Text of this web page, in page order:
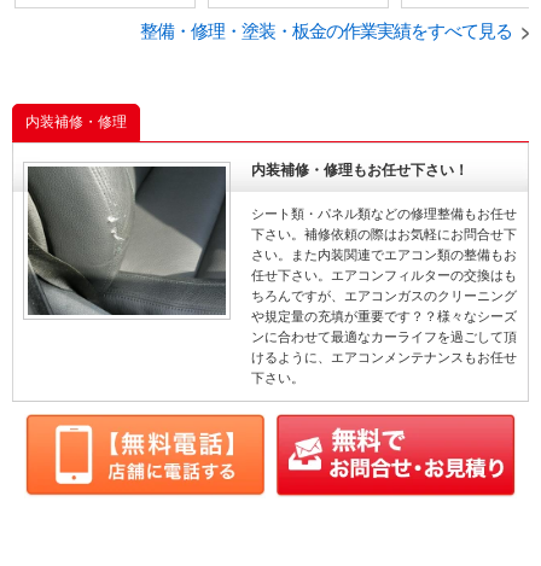
はお電話・Web予約窓口
からどうぞ！！ ご予約は
－－－－－－－－－－－
－－－－－－－－－－－
－－－－－－－－－－－
－－－－－－
はお電話・Web予約窓口
からどうぞ！！ ご予約は
－－－－－－－－－－－
－－－－－－
はお電話・Web予約
からどうぞ！！ ご予
－－－－－－－－－
－－－－－－
整備・修理・塗装・板金の作業実績をすべて見る
内装補修・修理
内装補修・修理もお任せ下さい！
シート類・パネル類などの修理整備もお任せ
下さい。補修依頼の際はお気軽にお問合せ下
さい。また内装関連でエアコン類の整備もお
任せ下さい。エアコンフィルターの交換はも
ちろんですが、エアコンガスのクリーニング
や規定量の充填が重要です？？様々なシーズ
ンに合わせて最適なカーライフを過ごして頂
けるように、エアコンメンテナンスもお任せ
下さい。